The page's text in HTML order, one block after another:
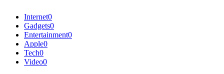
Internet0
Gadgets0
Entertainment0
Apple0
Tech0
Video0